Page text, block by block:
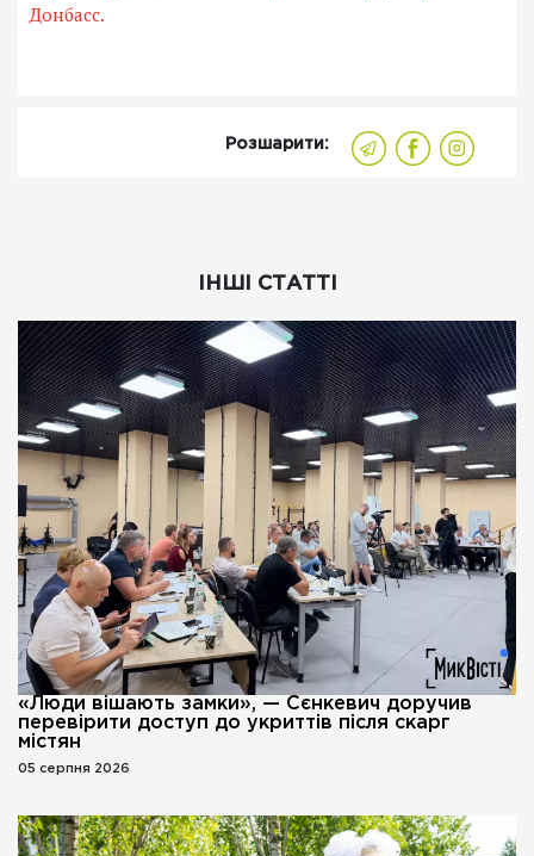
Донбасс.
Розшарити:
ІНШІ СТАТТІ
«Люди вішають замки», — Сєнкевич доручив
перевірити доступ до укриттів після скарг
містян
05 серпня 2026